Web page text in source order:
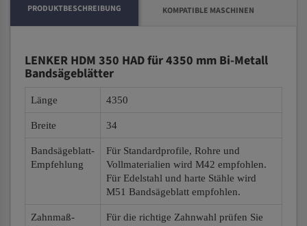
PRODUKTBESCHREIBUNG KOMPATIBLE MASCHINEN
LENKER HDM 350 HAD für 4350 mm Bi-Metall
Bandsägeblätter
Länge 4350
Breite 34
Bandsägeblatt-
Empfehlung
Für Standardprofile, Rohre und
Vollmaterialien wird M42 empfohlen.
Für Edelstahl und harte Stähle wird
M51 Bandsägeblatt empfohlen.
Zahnmaß-
Für die richtige Zahnwahl prüfen Sie